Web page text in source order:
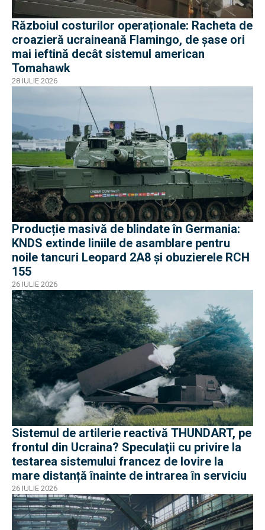
Războiul costurilor operaționale: Racheta de
croazieră ucraineană Flamingo, de șase ori
mai ieftină decât sistemul american
Tomahawk
28 IULIE 2026
Producție masivă de blindate în Germania:
KNDS extinde liniile de asamblare pentru
noile tancuri Leopard 2A8 și obuzierele RCH
155
26 IULIE 2026
Sistemul de artilerie reactivă THUNDART, pe
frontul din Ucraina? Speculaţii cu privire la
testarea sistemului francez de lovire la
mare distanță înainte de intrarea în serviciu
26 IULIE 2026